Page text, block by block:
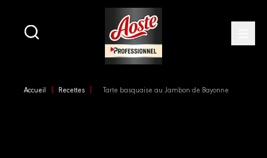
Accueil Recettes Tarte basquaise au Jambon de Bayonne